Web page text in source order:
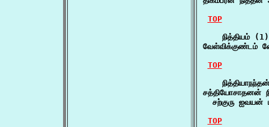
TOP
    நித்தியம் (1)
வேள்விக்குண்டம்
TOP
சத்தியோசாதனன்
சற்குரு
TOP